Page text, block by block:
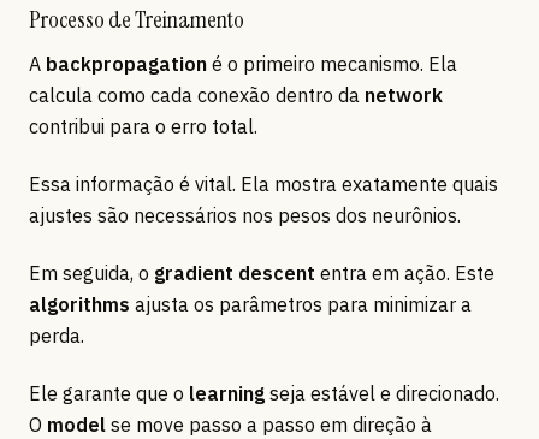
Processo de Treinamento
A backpropagation é o primeiro mecanismo. Ela
calcula como cada conexão dentro da network
contribui para o erro total.
Essa informação é vital. Ela mostra exatamente quais
ajustes são necessários nos pesos dos neurônios.
Em seguida, o gradient descent entra em ação. Este
algorithms ajusta os parâmetros para minimizar a
perda.
Ele garante que o learning seja estável e direcionado.
O model se move passo a passo em direção à